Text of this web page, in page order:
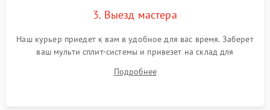
3. Выезд мастера
Наш курьер приедет к вам в удобное для вас время. Заберет
ваш мульти сплит-системы и привезет на склад для
Подробнее